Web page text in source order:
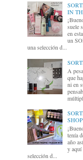
IN
suele
en
un
una selección d...
A
que
ni en
tenía
año
y aquí
selección d...